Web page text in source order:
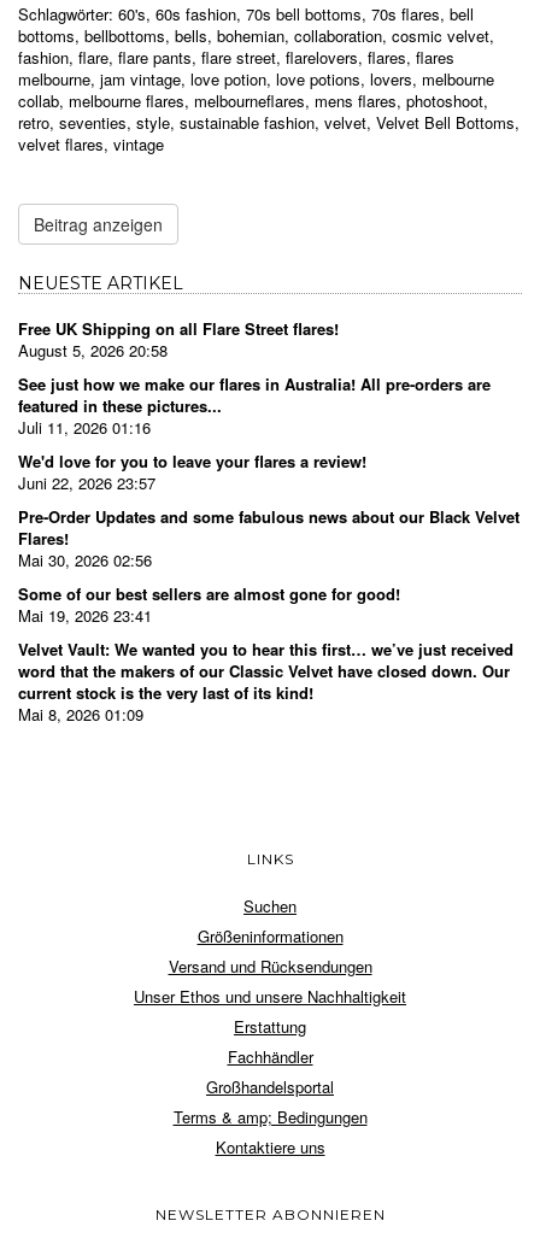
Schlagwörter: 60's, 60s fashion, 70s bell bottoms, 70s flares, bell
bottoms, bellbottoms, bells, bohemian, collaboration, cosmic velvet,
fashion, flare, flare pants, flare street, flarelovers, flares, flares
melbourne, jam vintage, love potion, love potions, lovers, melbourne
collab, melbourne flares, melbourneflares, mens flares, photoshoot,
retro, seventies, style, sustainable fashion, velvet, Velvet Bell Bottoms,
velvet flares, vintage
Beitrag anzeigen
NEUESTE ARTIKEL
Free UK Shipping on all Flare Street flares!
August 5, 2026 20:58
See just how we make our flares in Australia! All pre-orders are
featured in these pictures...
Juli 11, 2026 01:16
We'd love for you to leave your flares a review!
Juni 22, 2026 23:57
Pre-Order Updates and some fabulous news about our Black Velvet
Flares!
Mai 30, 2026 02:56
Some of our best sellers are almost gone for good!
Mai 19, 2026 23:41
Velvet Vault: We wanted you to hear this first… we’ve just received
word that the makers of our Classic Velvet have closed down. Our
current stock is the very last of its kind!
Mai 8, 2026 01:09
LINKS
Suchen
Größeninformationen
Versand und Rücksendungen
Unser Ethos und unsere Nachhaltigkeit
Erstattung
Fachhändler
Großhandelsportal
Terms & amp; Bedingungen
Kontaktiere uns
NEWSLETTER ABONNIEREN